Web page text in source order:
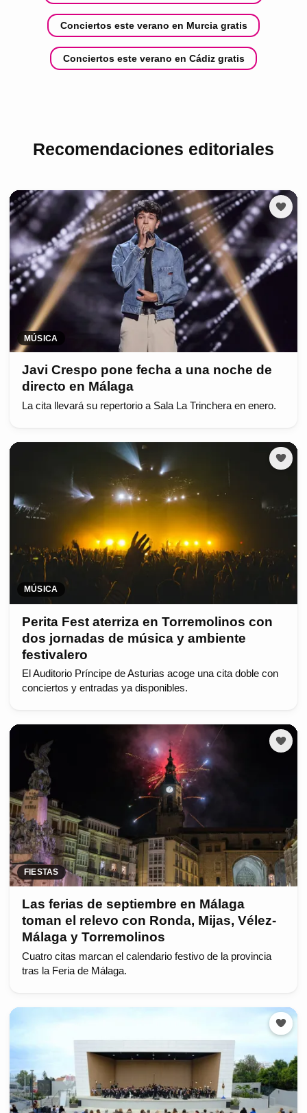
Conciertos este verano en Murcia gratis
Conciertos este verano en Cádiz gratis
Recomendaciones editoriales
MÚSICA
Javi Crespo pone fecha a una noche de
directo en Málaga
La cita llevará su repertorio a Sala La Trinchera en enero.
MÚSICA
Perita Fest aterriza en Torremolinos con
dos jornadas de música y ambiente
festivalero
El Auditorio Príncipe de Asturias acoge una cita doble con
conciertos y entradas ya disponibles.
FIESTAS
Las ferias de septiembre en Málaga
toman el relevo con Ronda, Mijas, Vélez-
Málaga y Torremolinos
Cuatro citas marcan el calendario festivo de la provincia
tras la Feria de Málaga.